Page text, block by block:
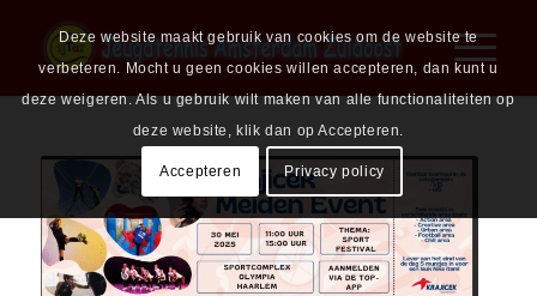
Deze website maakt gebruik van cookies om de website te
verbeteren. Mocht u geen cookies willen accepteren, dan kunt u
deze weigeren. Als u gebruik wilt maken van alle functionaliteiten op
deze website, klik dan op Accepteren.
Accepteren Privacy policy